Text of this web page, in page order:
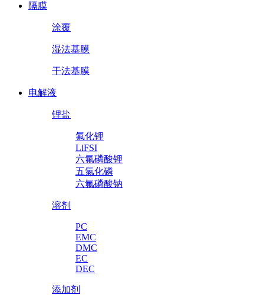
隔膜
涂覆
湿法基膜
干法基膜
电解液
锂盐
氟化锂
LiFSI
六氟磷酸锂
五氯化磷
六氟磷酸钠
溶剂
PC
EMC
DMC
EC
DEC
添加剂